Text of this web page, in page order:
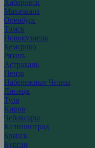
Хабаровск
Махачкала
Оренбург
Томск
Новокузнецк
Кемерово
Рязань
Астрахань
Пенза
Набережные Челны
Липецк
Тула
Киров
Чебоксары
Калининград
Брянск
Курган